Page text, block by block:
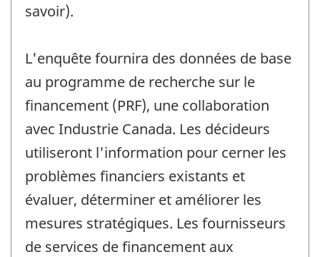
savoir).
L'enquête fournira des données de base
au programme de recherche sur le
financement (PRF), une collaboration
avec Industrie Canada. Les décideurs
utiliseront l'information pour cerner les
problèmes financiers existants et
évaluer, déterminer et améliorer les
mesures stratégiques. Les fournisseurs
de services de financement aux